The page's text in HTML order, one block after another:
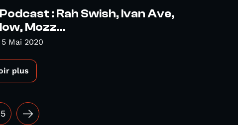
: Rah Swish, Ivan Ave,
Mozz...
Mai 2020
plus